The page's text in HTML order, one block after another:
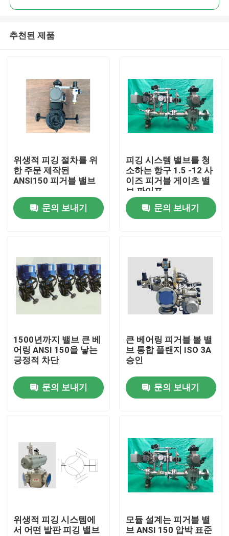
제품
동영상
우리에 대하여
공장 여행
품질 관리
뉴스
인용문을 요구하세요
추천된 제품
위생적 피깅 절차를 위
한 주문 제작된
ANSI150 피거블 밸브
문의 보내기
피깅 시스템 밸브를 청
소하는 항구 1.5 -12 사
이즈 피거블 게이츠 밸
브 파이프
문의 보내기
1500년까지 밸브 큰 베
어링 ANSI 150을 낳는
긍정적 차단
문의 보내기
큰 베어링 피거블 볼 밸
브 통합 플랜지 ISO 3A
승인
문의 보내기
위생적 피깅 시스템에
서 어떤 발판 피깅 밸브
모듈 설계는 피거블 밸
브 ANSI 150 압박 표준